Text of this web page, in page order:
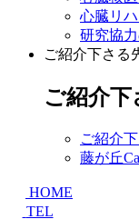
心臓リ
研究協
ご紹介下さる
ご紹介
ご紹介
藤が丘
HOME
TEL